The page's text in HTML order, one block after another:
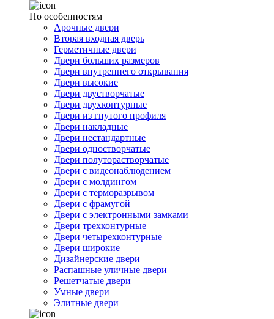
По особенностям
Арочные двери
Вторая входная дверь
Герметичные двери
Двери больших размеров
Двери внутреннего открывания
Двери высокие
Двери двустворчатые
Двери двухконтурные
Двери из гнутого профиля
Двери накладные
Двери нестандартные
Двери одностворчатые
Двери полуторастворчатые
Двери с видеонаблюдением
Двери с молдингом
Двери с терморазрывом
Двери с фрамугой
Двери с электронными замками
Двери трехконтурные
Двери четырехконтурные
Двери широкие
Дизайнерские двери
Распашные уличные двери
Решетчатые двери
Умные двери
Элитные двери